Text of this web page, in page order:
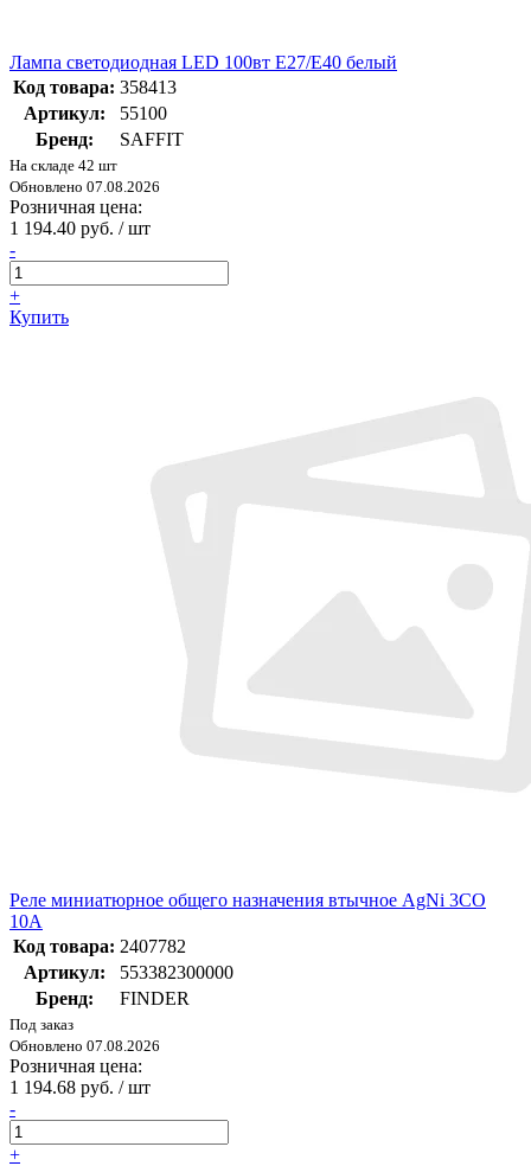
Лампа светодиодная LED 100вт Е27/Е40 белый
Код товара: 358413
Артикул:
55100
Бренд:
SAFFIT
На складе 42 шт
Обновлено 07.08.2026
Розничная цена:
1 194.40 руб. / шт
-
+
Купить
Pеле миниатюрное общего назначения втычное AgNi 3CO
10A
Код товара: 2407782
Артикул:
553382300000
Бренд:
FINDER
Под заказ
Обновлено 07.08.2026
Розничная цена:
1 194.68 руб. / шт
-
+